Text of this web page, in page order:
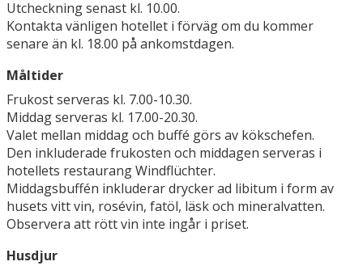
Utcheckning senast kl. 10.00.
Kontakta vänligen hotellet i förväg om du kommer
senare än kl. 18.00 på ankomstdagen.
Måltider
Frukost serveras kl. 7.00-10.30.
Middag serveras kl. 17.00-20.30.
Valet mellan middag och buffé görs av kökschefen.
Den inkluderade frukosten och middagen serveras i
hotellets restaurang Windflüchter.
Middagsbuffén inkluderar drycker ad libitum i form av
husets vitt vin, rosévin, fatöl, läsk och mineralvatten.
Observera att rött vin inte ingår i priset.
Husdjur